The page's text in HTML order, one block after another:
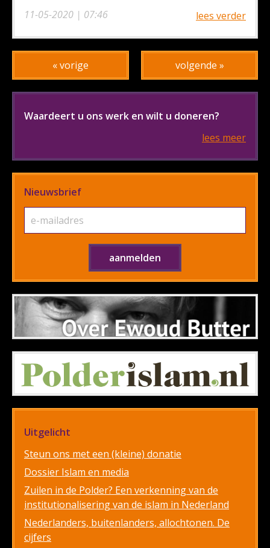
11-05-2020 | 07:46
lees verder
« vorige volgende »
Waardeert u ons werk en wilt u doneren?
lees meer
Nieuwsbrief
Uitgelicht
Steun ons met een (kleine) donatie
Dossier Islam en media
Zuilen in de Polder? Een verkenning van de
institutionalisering van de islam in Nederland
Nederlanders, buitenlanders, allochtonen. De
cijfers